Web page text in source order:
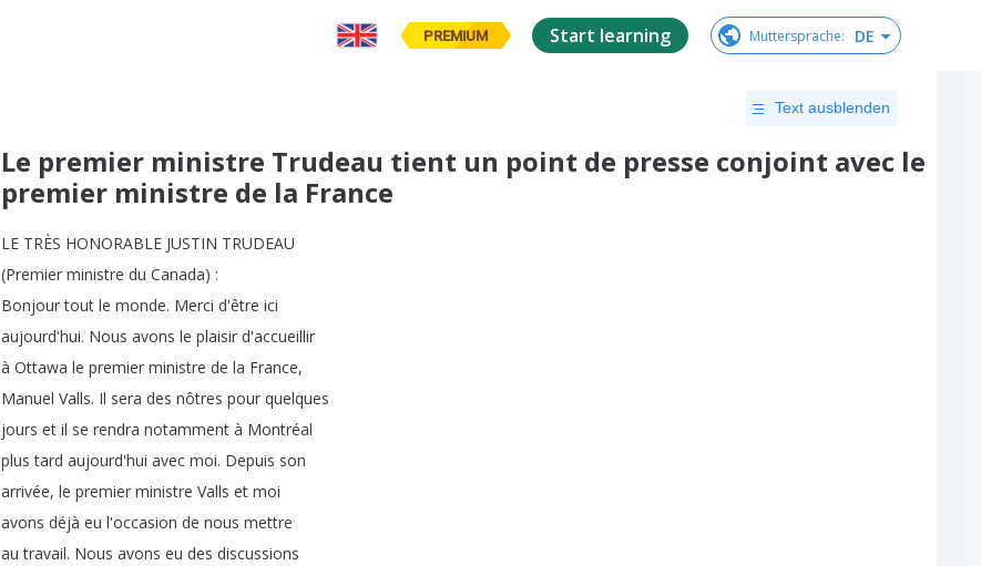
PREMIUM Start learning Muttersprache: DE
Text ausblenden
Le premier ministre Trudeau tient un point de presse conjoint avec le
premier ministre de la France
LE TRÈS HONORABLE JUSTIN TRUDEAU
(Premier ministre du Canada) :
Bonjour tout le monde. Merci d'être ici
aujourd'hui. Nous avons le plaisir d'accueillir
à Ottawa le premier ministre de la France,
Manuel Valls. Il sera des nôtres pour quelques
jours et il se rendra notamment à Montréal
plus tard aujourd'hui avec moi. Depuis son
arrivée, le premier ministre Valls et moi
avons déjà eu l'occasion de nous mettre
au travail. Nous avons eu des discussions